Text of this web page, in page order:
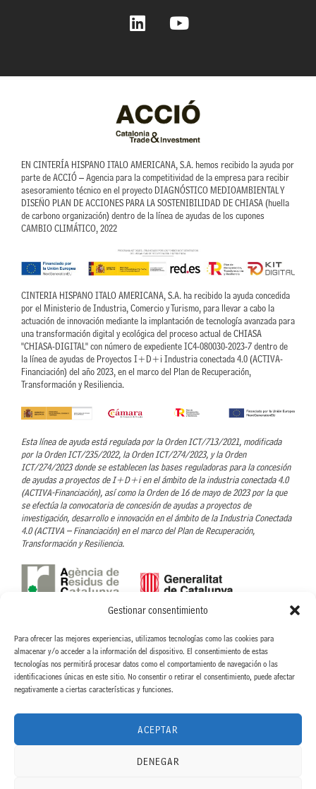
Gestionar consentimiento
Para ofrecer las mejores experiencias, utilizamos tecnologías como las cookies para
almacenar y/o acceder a la información del dispositivo. El consentimiento de estas
tecnologías nos permitirá procesar datos como el comportamiento de navegación o las
identificaciones únicas en este sitio. No consentir o retirar el consentimiento, puede afectar
negativamente a ciertas características y funciones.
ACEPTAR
DENEGAR
L
i
d
i
n
Y
o
b
e
EN CINTERÍA HISPANO ITALO AMERICANA, S.A. hemos recibido la ayuda por
parte de ACCIÓ – Agencia para la competitividad de la empresa para recibir
asesoramiento técnico en el proyecto DIAGNÓSTICO MEDIOAMBIENTAL Y
DISEÑO PLAN DE ACCIONES PARA LA SOSTENIBILIDAD DE CHIASA (huella
de carbono organización) dentro de la línea de ayudas de los cupones
CAMBIO CLIMÁTICO, 2022
CINTERIA HISPANO ITALO AMERICANA, S.A. ha recibido la ayuda concedida
por el Ministerio de Industria, Comercio y Turismo, para llevar a cabo la
actuación de innovación mediante la implantación de tecnología avanzada para
una transformación digital y ecológica del proceso actual de CHIASA
"CHIASA-DIGITAL" con número de expediente IC4-080030-2023-7 dentro de
la línea de ayudas de Proyectos I+D+i Industria conectada 4.0 (ACTIVA-
Financiación) del año 2023, en el marco del Plan de Recuperación,
Transformación y Resiliencia.
Esta línea de ayuda está regulada por la Orden ICT/713/2021, modificada
por la Orden ICT/235/2022, la Orden ICT/274/2023, y la Orden
ICT/274/2023 donde se establecen las bases reguladoras para la concesión
de ayudas a proyectos de I+D+i en el ámbito de la industria conectada 4.0
(ACTIVA-Financiación), así como la Orden de 16 de mayo de 2023 por la que
se efectúa la convocatoria de concesión de ayudas a proyectos de
investigación, desarrollo e innovación en el ámbito de la Industria Conectada
4.0 (ACTIVA – Financiación) en el marco del Plan de Recuperación,
Transformación y Resiliencia.
CINTERIA HISPANO ITALO AMERICANA, S.A. ha recibido la ayuda concedida
por parte de la ARC, para llevar a cabo el proyecto Nuevo proceso para la
eliminación de disolventes orgánicos en el proceso de recubrimiento de
etiquetas textiles, dentro de la linea de Ayudas para proyectos de fomento de
la economía circular. ACC/3552/2022.
"Proyecto acogido al programa de incentivos ligados al autoconsumo y al